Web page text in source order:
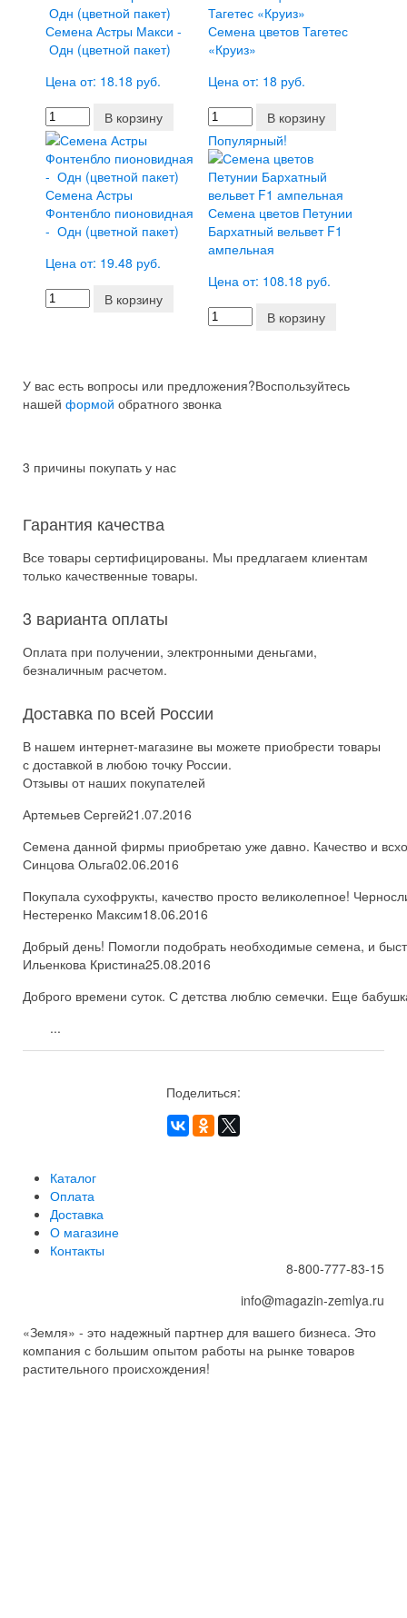
Семена Астры Макси -
Одн (цветной пакет)
Цена от: 18.18 руб.
В корзину
Семена цветов Тагетес
«Круиз»
Цена от: 18 руб.
В корзину
Семена Астры
Фонтенбло пионовидная
- Одн (цветной пакет)
Цена от: 19.48 руб.
В корзину
Популярный!
Семена цветов Петунии
Бархатный вельвет F1
ампельная
Цена от: 108.18 руб.
В корзину
У вас есть вопросы или предложения?Воспользуйтесь
нашей формой обратного звонка
3 причины покупать у нас
Гарантия качества
Все товары сертифицированы. Мы предлагаем клиентам
только качественные товары.
3 варианта оплаты
Оплата при получении, электронными деньгами,
безналичным расчетом.
Доставка по всей России
В нашем интернет-магазине вы можете приобрести товары
с доставкой в любою точку России.
Отзывы от наших покупателей
Артемьев Сергей21.07.2016
Семена данной фирмы приобретаю уже давно. Качество и
Синцова Ольга02.06.2016
Покупала сухофрукты, качество просто великолепное!
Нестеренко Максим18.06.2016
Добрый день! Помогли подобрать необходимые семена, и
Ильенкова Кристина25.08.2016
Доброго времени суток. С детства люблю семечки. Еще
...
Поделиться:
Каталог
Оплата
Доставка
О магазине
Контакты
8-800-777-83-15
info@magazin-zemlya.ru
«Земля» - это надежный партнер для вашего бизнеса. Это
компания с большим опытом работы на рынке товаров
растительного происхождения!